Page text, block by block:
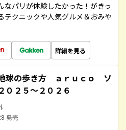
なパリが体験したかった！がきっ
テクニックや人気グルメ＆おみや
詳細を見る
球の歩き方 ａｒｕｃｏ ソ
２５～２０２６
発売